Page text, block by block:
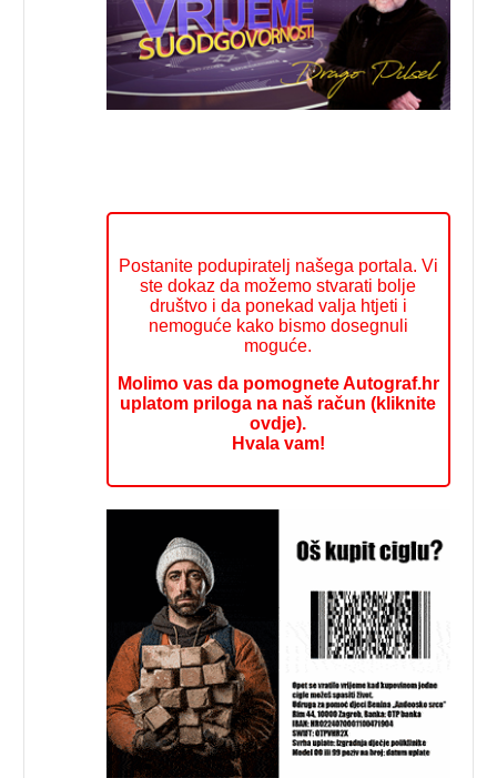
Postanite podupiratelj našega portala. Vi
ste dokaz da možemo stvarati bolje
društvo i da ponekad valja htjeti i
nemoguće kako bismo dosegnuli
moguće.
Molimo vas da pomognete Autograf.hr
uplatom priloga na naš račun (kliknite
ovdje).
Hvala vam!